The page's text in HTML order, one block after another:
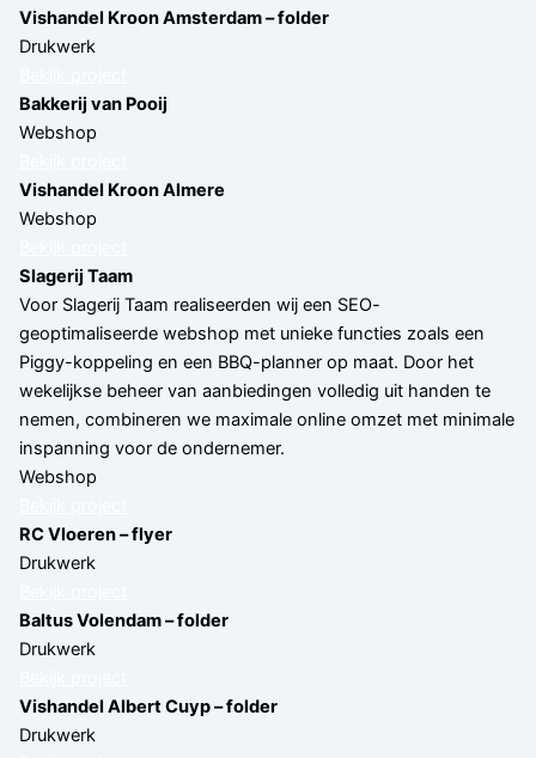
Vishandel Kroon Amsterdam – folder
Drukwerk
Bakkerij van Pooij
Webshop
Vishandel Kroon Almere
Webshop
Slagerij Taam
Voor Slagerij Taam realiseerden wij een SEO-
geoptimaliseerde webshop met unieke functies zoals een
Piggy-koppeling en een BBQ-planner op maat. Door het
wekelijkse beheer van aanbiedingen volledig uit handen te
nemen, combineren we maximale online omzet met minimale
inspanning voor de ondernemer.
Webshop
RC Vloeren – flyer
Drukwerk
Baltus Volendam – folder
Drukwerk
Vishandel Albert Cuyp – folder
Drukwerk